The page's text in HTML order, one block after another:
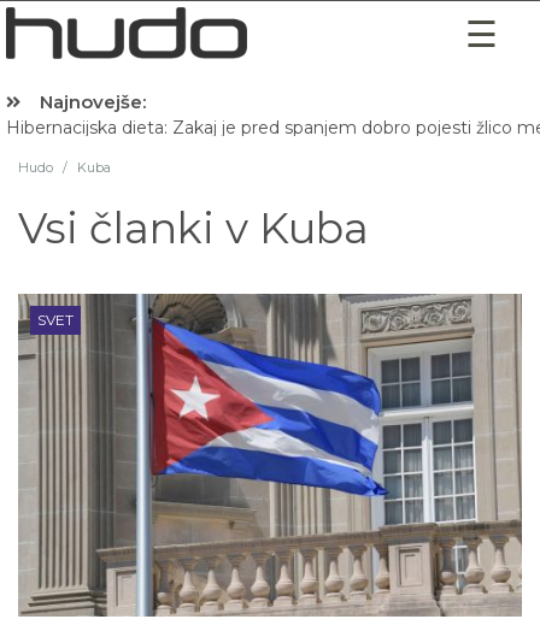
Najnovejše:
Hibernacijska dieta: Zakaj je pred spanjem dobro pojesti žlico
Hudo / Kuba
Vsi članki v Kuba
SVET